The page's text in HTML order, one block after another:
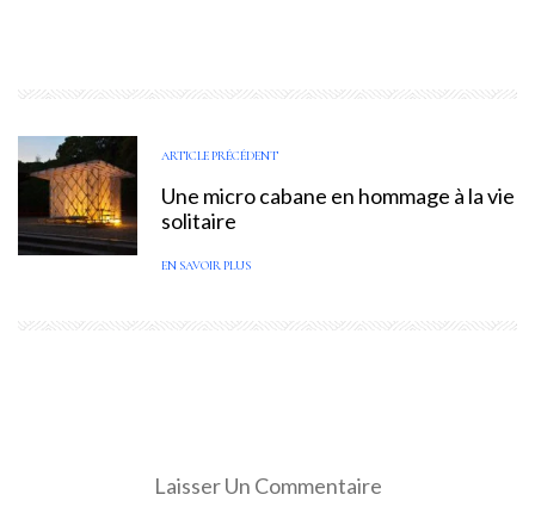
ARTICLE PRÉCÉDENT
Une micro cabane en hommage à la vie
solitaire
EN SAVOIR PLUS
Laisser Un Commentaire